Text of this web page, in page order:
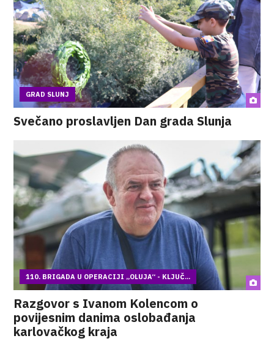
GRAD SLUNJ
Svečano proslavljen Dan grada Slunja
110. BRIGADA U OPERACIJI „OLUJA“ - KLJUČ...
Razgovor s Ivanom Kolencom o
povijesnim danima oslobađanja
karlovačkog kraja